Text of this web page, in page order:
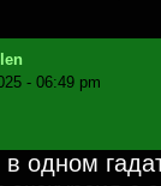
- 06:49 pm
одном